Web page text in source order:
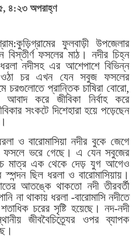
৪:২৩ অপরাহ্ণ
ফুলবাড়ী উপজেলার
ফসলের মাঠ। নদীর চিহ্ন
নদীসহ এর আশেপাশে বিভিন্ন
ওঠা চর এখন যেন সবুজ ফসলের
প্রান্তিক চাষিরা বোরো,
করে জীবিকা নির্বাহ করে
সংকটে দিশেহারা হয়ে পড়েছেন
ও বারোমাসিয়া নদীর বুকে জেগে
ফসলে ভরে গেছে। এ যেন সবুজের
মাত্র এক থেকে দেড় যুগ আগেও
ছিল ধরলা ও বারোমাসিয়ায়।
আতঙ্কে থাকতো নদী তীরবর্তী
না থাকায় ধরলা -বারোমাসি নদীতে
চরের সৃষ্টি হয়েছে। নদ-নদী
জীববৈচিত্র্যের ওপর ব্যাপক